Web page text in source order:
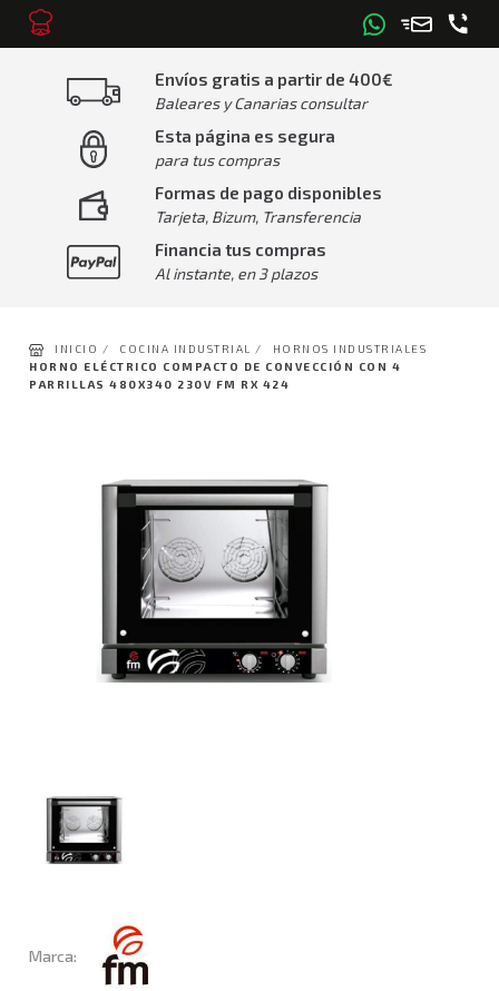
Envíos gratis a partir de 400€
Baleares y Canarias consultar
Esta página es segura
para tus compras
Formas de pago disponibles
Tarjeta, Bizum, Transferencia
Financia tus compras
Al instante, en 3 plazos
INICIO / COCINA INDUSTRIAL /
HORNOS INDUSTRIALES
HORNO ELÉCTRICO COMPACTO DE CONVECCIÓN CON 4
PARRILLAS 480X340 230V FM RX 424
Marca: